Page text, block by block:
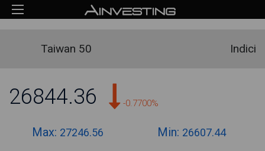
Taiwan 50 Indici
26844.36 -0.7700%
Max: 27246.56 Min: 26607.44